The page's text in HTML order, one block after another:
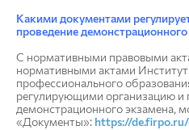
Какими документами
проведение
С нормативными правовыми
нормативными актами
профессионального
регулирующими организацию и
демонстрационного экзамена,
«Документы»: https://